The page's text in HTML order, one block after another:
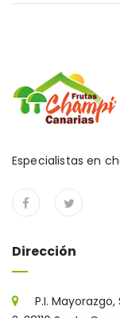
Especialistas en
Dirección
P.I.